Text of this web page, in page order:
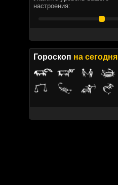
настроения:
Гороскоп на сегодня